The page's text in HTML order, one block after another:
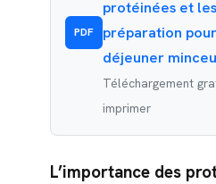
PDF
protéinées et
préparation
déjeuner
Téléchargement
imprimer
L’importance des